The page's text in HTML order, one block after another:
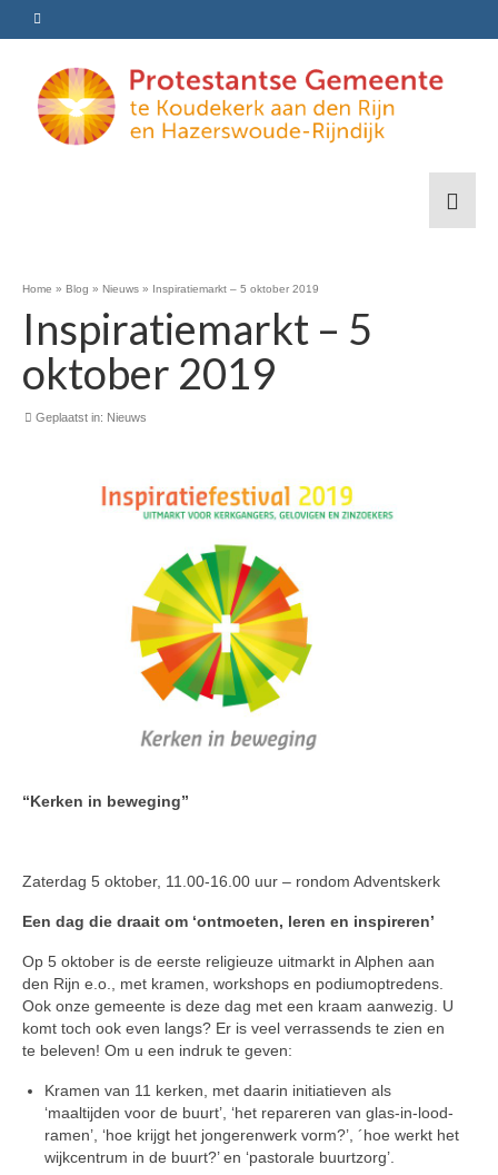
Home » Blog » Nieuws » Inspiratiemarkt – 5 oktober 2019
Inspiratiemarkt – 5
oktober 2019
Geplaatst in: Nieuws
“Kerken in beweging”
Zaterdag 5 oktober, 11.00-16.00 uur – rondom Adventskerk
Een dag die draait om ‘ontmoeten, leren en inspireren’
Op 5 oktober is de eerste religieuze uitmarkt in Alphen aan
den Rijn e.o., met kramen, workshops en podiumoptredens.
Ook onze gemeente is deze dag met een kraam aanwezig. U
komt toch ook even langs? Er is veel verrassends te zien en
te beleven! Om u een indruk te geven:
Kramen van 11 kerken, met daarin initiatieven als
‘maaltijden voor de buurt’, ‘het repareren van glas-in-lood-
ramen’, ‘hoe krijgt het jongerenwerk vorm?’, ´hoe werkt het
wijkcentrum in de buurt?’ en ‘pastorale buurtzorg’.